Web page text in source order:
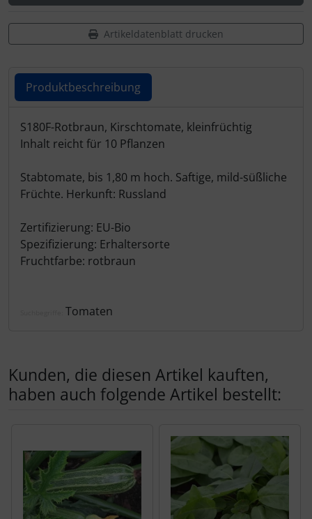
Artikeldatenblatt drucken
Produktbeschreibung
Produktbeschreibung
S180F-Rotbraun, Kirschtomate, kleinfrüchtig
Inhalt reicht für 10 Pflanzen
Stabtomate, bis 1,80 m hoch. Saftige, mild-süßliche
Früchte. Herkunft: Russland
Zertifizierung: EU-Bio
Spezifizierung: Erhaltersorte
Fruchtfarbe: rotbraun
Tomaten
Kunden, die diesen Artikel kauften,
haben auch folgende Artikel bestellt: